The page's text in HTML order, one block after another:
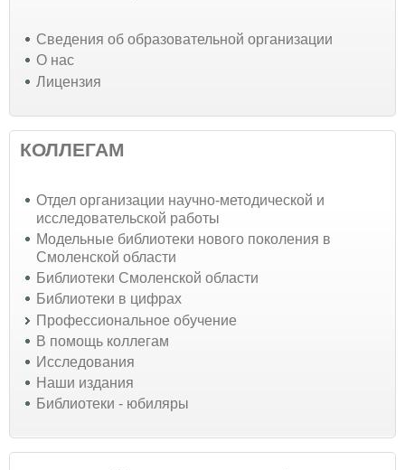
Cведения об образовательной организации
О нас
Лицензия
КОЛЛЕГАМ
Отдел организации научно-методической и
исследовательской работы
Модельные библиотеки нового поколения в
Смоленской области
Библиотеки Смоленской области
Библиотеки в цифрах
Профессиональное обучение
В помощь коллегам
Исследования
Наши издания
Библиотеки - юбиляры